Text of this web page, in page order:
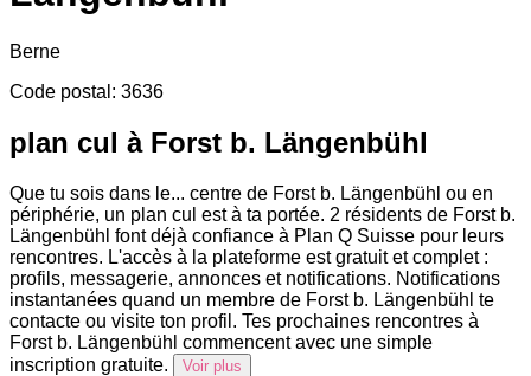
Berne
Code postal : 3636
plan cul à Forst b. Längenbühl
Que tu sois dans le... centre de Forst b. Längenbühl ou en
périphérie, un plan cul est à ta portée. 2 résidents de Forst b.
Längenbühl font déjà confiance à Plan Q Suisse pour leurs
rencontres. L'accès à la plateforme est gratuit et complet :
profils, messagerie, annonces et notifications. Notifications
instantanées quand un membre de Forst b. Längenbühl te
contacte ou visite ton profil. Tes prochaines rencontres à
Forst b. Längenbühl commencent avec une simple
inscription gratuite.
Voir plus